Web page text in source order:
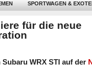
SPORTWAGEN &
für die neue
WRX STI auf der